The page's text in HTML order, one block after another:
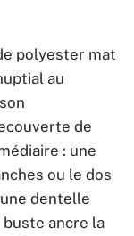
polyester mat
au
de
: une
ou le dos
dentelle
buste ancre la